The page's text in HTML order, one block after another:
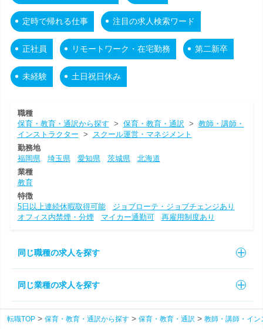
定時で帰れる仕事 注目の求人検索ワード
正社員 リモートワーク・在宅勤務 第二新卒
未経験 土日祝日休み
職種
保育・教育・通訳から探す > 保育・教育・通訳 > 教師・講師・
インストラクター >
スクール運営・マネジメント
勤務地
福岡県
埼玉県 愛知県 茨城県
北海道
業種
教育
特徴
5日以上連続休暇取得可能
ジョブローテ・ジョブチェンジあり
オフィス内禁煙・分煙
マイカー通勤可 再雇用制度あり
同じ職種の求人を探す
同じ業種の求人を探す
転職TOP 保育・教育・通訳から探す 保育・教育・通訳 教師・講師・イン